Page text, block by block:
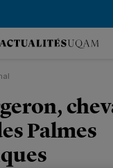
Palmes